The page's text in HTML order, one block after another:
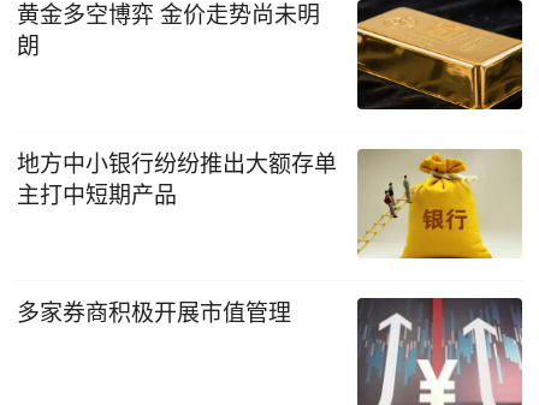
黄金多空博弈 金价走势尚未明
朗
地方中小银行纷纷推出大额存单
主打中短期产品
多家券商积极开展市值管理